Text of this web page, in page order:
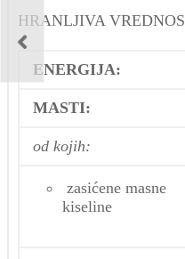
HRANLJIVA
ENERGIJA:
MASTI:
od kojih:
zasićene masne
kiseline